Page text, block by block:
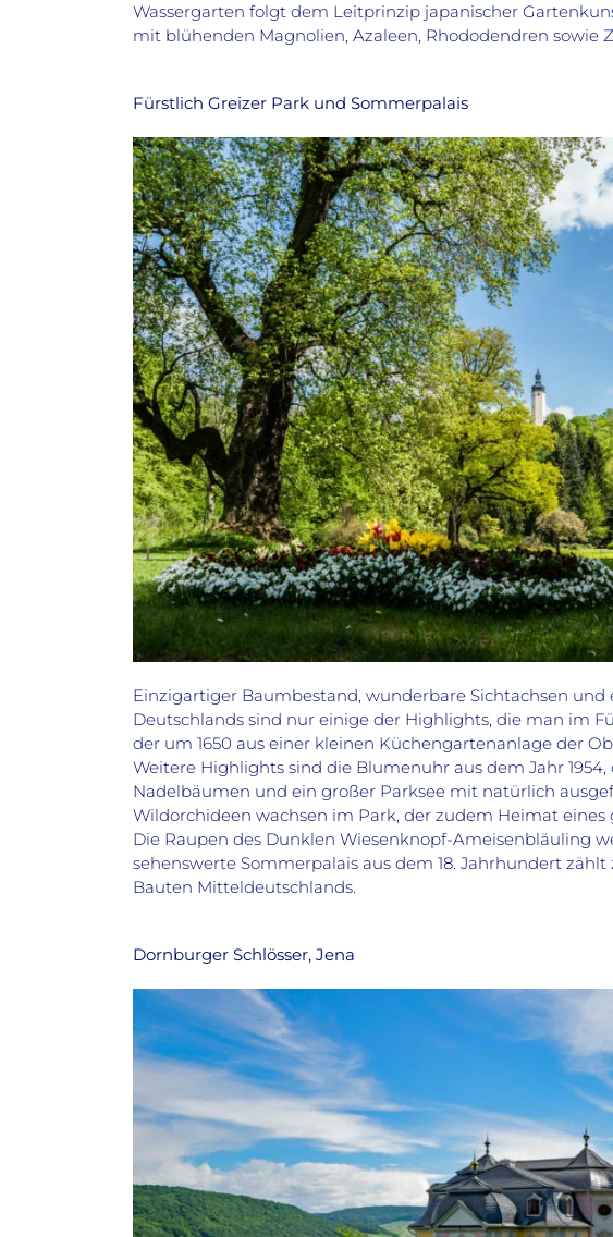
Wassergarten folgt dem Leitprinzip japanischer
mit blühenden Magnolien, Azaleen, Rhododendren sowie
Fürstlich Greizer Park und Sommerpalais
Einzigartiger Baumbestand, wunderbare Sichtachsen
Deutschlands sind nur einige der Highlights, die man im
der um 1650 aus einer kleinen Küchengartenanlage der
Weitere Highlights sind die Blumenuhr aus dem Jahr
Nadelbäumen und ein großer Parksee mit natürlich
Wildorchideen wachsen im Park, der zudem Heimat
Die Raupen des Dunklen Wiesenknopf-Ameisenbläuling
sehenswerte Sommerpalais aus dem 18. Jahrhundert
Bauten Mitteldeutschlands.
Dornburger Schlösser, Jena